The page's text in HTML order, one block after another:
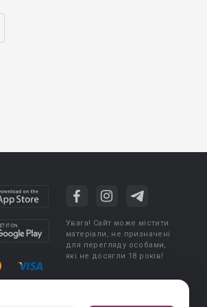
Увага! Сайт може містити
матеріали, не призначені
для перегляду особами,
які не досягли 18 років!